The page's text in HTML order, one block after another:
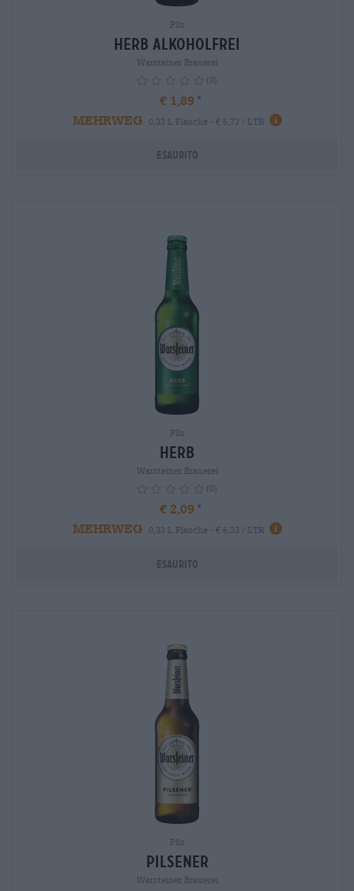
Pils
Herb Alkoholfrei
Warsteiner Brauerei
(0)
€ 1,89
MEHRWEG
0,33 L Flasche - € 5,73 / LTR info
Esaurito
Pils
Herb
Warsteiner Brauerei
(0)
€ 2,09
MEHRWEG
0,33 L Flasche - € 6,33 / LTR info
Esaurito
Pils
Pilsener
Warsteiner Brauerei